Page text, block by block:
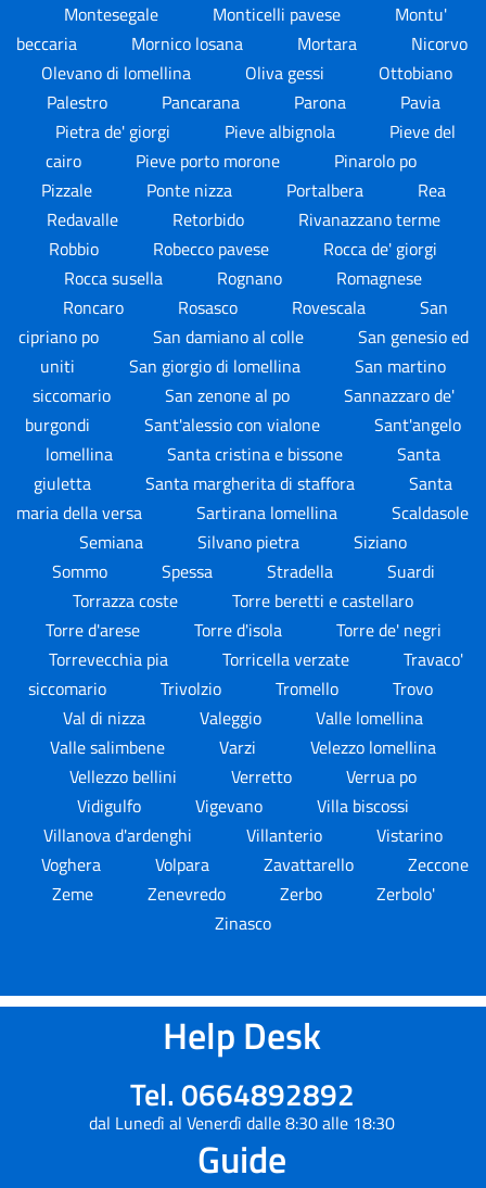
Montesegale
Monticelli pavese
Montu'
beccaria
Mornico losana Mortara
Nicorvo
Olevano di lomellina
Oliva gessi
Ottobiano
Palestro
Pancarana Parona
Pavia
Pietra de' giorgi
Pieve albignola
Pieve del
cairo
Pieve porto morone
Pinarolo po
Pizzale
Ponte nizza Portalbera
Rea
Redavalle
Retorbido
Rivanazzano terme
Robbio
Robecco pavese
Rocca de' giorgi
Rocca susella
Rognano
Romagnese
Roncaro
Rosasco Rovescala
San
cipriano po
San damiano al colle
San genesio ed
uniti
San giorgio di lomellina
San martino
siccomario
San zenone al po
Sannazzaro de'
burgondi
Sant'alessio con vialone
Sant'angelo
lomellina
Santa cristina e bissone
Santa
giuletta
Santa margherita di staffora
Santa
maria della versa
Sartirana lomellina
Scaldasole
Semiana
Silvano pietra
Siziano
Sommo
Spessa Stradella
Suardi
Torrazza coste
Torre beretti e castellaro
Torre d'arese
Torre d'isola
Torre de' negri
Torrevecchia pia
Torricella verzate
Travaco'
siccomario
Trivolzio Tromello
Trovo
Val di nizza
Valeggio
Valle lomellina
Valle salimbene
Varzi
Velezzo lomellina
Vellezzo bellini
Verretto
Verrua po
Vidigulfo
Vigevano
Villa biscossi
Villanova d'ardenghi
Villanterio
Vistarino
Voghera
Volpara Zavattarello
Zeccone
Zeme
Zenevredo Zerbo
Zerbolo'
Zinasco
Help Desk
Tel. 0664892892
dal Lunedì al Venerdì dalle 8:30 alle 18:30
Guide